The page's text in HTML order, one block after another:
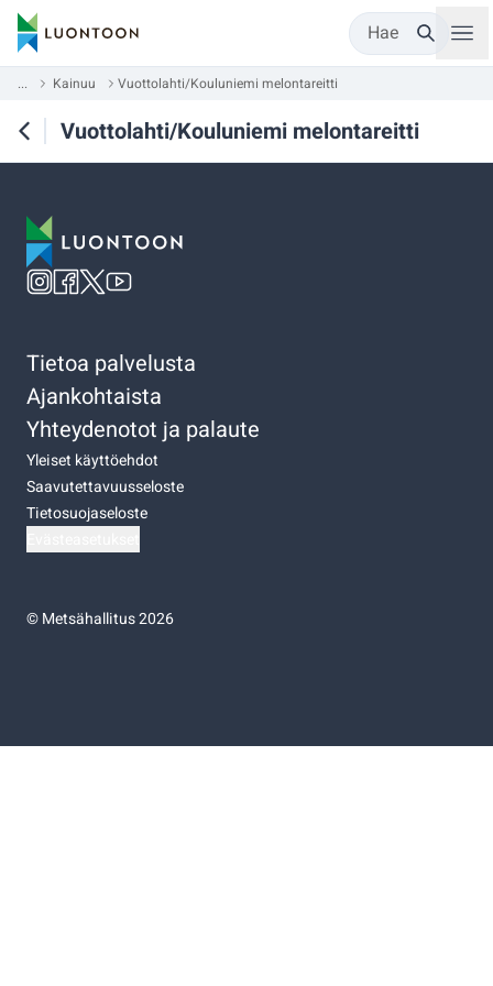
Hae
... Kainuu Vuottolahti/Kouluniemi melontareitti
Vuottolahti/Kouluniemi melontareitti
Tietoa palvelusta
Ajankohtaista
Yhteydenotot ja palaute
Yleiset käyttöehdot
Saavutettavuusseloste
Tietosuojaseloste
©Metsähallitus 2026